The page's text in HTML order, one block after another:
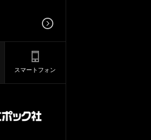
スマートフォン